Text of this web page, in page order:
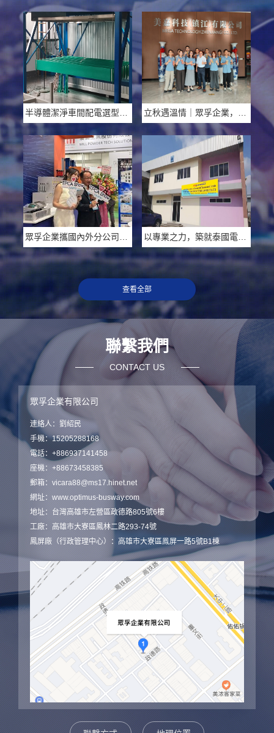
半導體潔淨車間配電選型：為什麼環氧樹脂流態化絕緣匯流排更適配精密製造場景 立秋遇溫情｜眾孚企業，把溫柔與偏愛送給每一位奮鬥者
眾孚企業攜國內外分公司重磅亮相台灣TPCA SHOW，共繪電路板產業新藍圖 以專業之力，築就泰國電力新工程
查看全部
聯繫我們
CONTACT US
眾孚企業有限公司
連絡人：劉紹民
手機：15205288168
電話：+886937141458
座機：+88673458385
郵箱：vicara88@ms17.hinet.net
網址：www.optimus-busway.com
地址：台灣高雄市左營區政德路805號6樓
工廠：高雄市大寮區鳳林二路293-74號
鳳屏廠（行政管理中心）：高雄市大寮區鳯屏一路5號B1棟